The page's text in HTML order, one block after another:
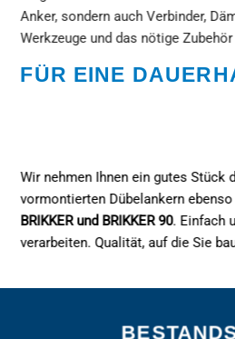
Anker, sondern auch Verbinder,
Werkzeuge und das nötige
Wir nehmen Ihnen ein gutes Stück
vormontierten Dübelankern
BRIKKER und BRIKKER 90. Einfach
verarbeiten. Qualität, auf die Sie
FÜR EINE